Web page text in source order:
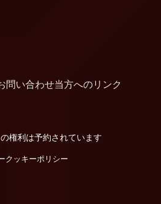
問い合わせ当方へのリンク
権利は予約されています
クッキーポリシー